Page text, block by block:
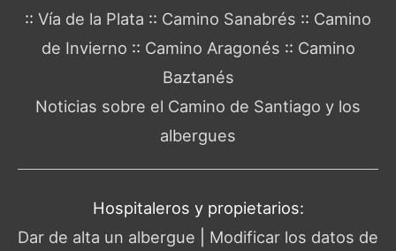
:: Vía de la Plata :: Camino Sanabrés :: Camino
de Invierno :: Camino Aragonés :: Camino
Baztanés
Noticias sobre el Camino de Santiago y los
albergues
Hospitaleros y propietarios:
Dar de alta un albergue
Modificar los datos de